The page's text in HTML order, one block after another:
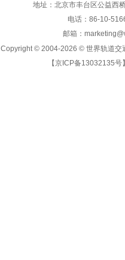
地址：北京市丰台区公益西
电话：86-10-
邮箱：
Copyright © 2004-2026 © 世界轨道交
【京ICP备13032135